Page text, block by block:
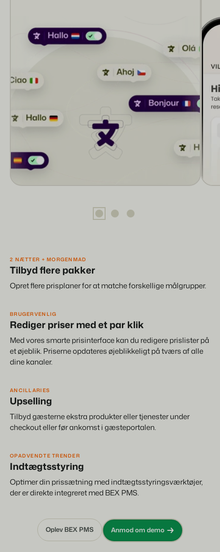
2 NÆTTER + MORGENMAD
Tilbyd flere pakker
Opret flere prisplaner for at matche forskellige målgrupper.
BRUGERVENLIG
Rediger priser med et par klik
Med vores smarte prisinterface kan du redigere prislister på
et øjeblik. Priserne opdateres øjeblikkeligt på tværs af alle
dine kanaler.
ANCILLARIES
Upselling
Tilbyd gæsterne ekstra produkter eller tjenester under
checkout eller før ankomst i gæsteportalen.
OPADVENDTE TRENDER
Indtægtsstyring
Optimer din prissætning med indtægtsstyringsværktøjer,
der er direkte integreret med BEX PMS.
Anmod om demo
Oplev BEX PMS